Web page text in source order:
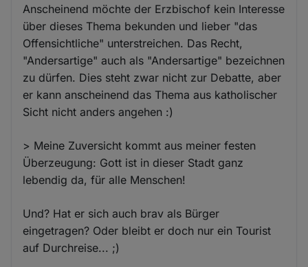
Anscheinend möchte der Erzbischof kein Interesse
über dieses Thema bekunden und lieber "das
Offensichtliche" unterstreichen. Das Recht,
"Andersartige" auch als "Andersartige" bezeichnen
zu dürfen. Dies steht zwar nicht zur Debatte, aber
er kann anscheinend das Thema aus katholischer
Sicht nicht anders angehen :)
> Meine Zuversicht kommt aus meiner festen
Überzeugung: Gott ist in dieser Stadt ganz
lebendig da, für alle Menschen!
Und? Hat er sich auch brav als Bürger
eingetragen? Oder bleibt er doch nur ein Tourist
auf Durchreise... ;)